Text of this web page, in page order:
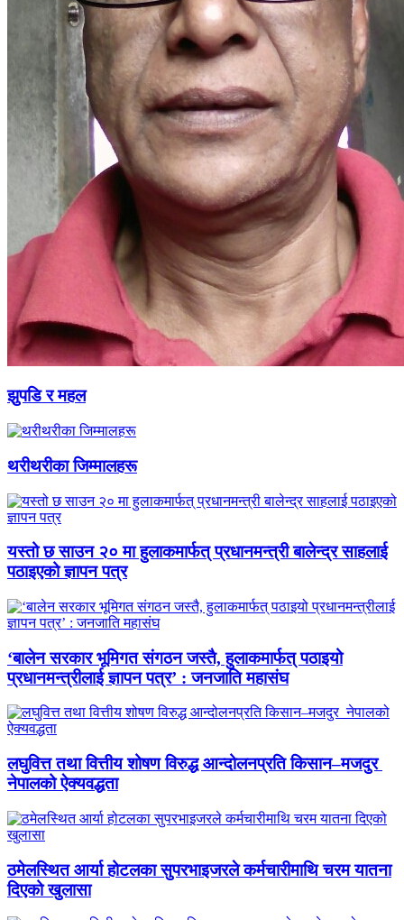
झुपडि र महल
थरीथरीका जिम्मालहरू
यस्तो छ साउन २० मा हुलाकमार्फत् प्रधानमन्त्री बालेन्द्र साहलाई
पठाइएको ज्ञापन पत्र
‘बालेन सरकार भूमिगत संगठन जस्तै, हुलाकमार्फत् पठाइयो
प्रधानमन्त्रीलाई ज्ञापन पत्र’ : जनजाति महासंघ
लघुवित्त तथा वित्तीय शोषण विरुद्ध आन्दोलनप्रति किसान–मजदुर
नेपालको ऐक्यवद्धता
ठमेलस्थित आर्या होटलका सुपरभाइजरले कर्मचारीमाथि चरम यातना
दिएको खुलासा